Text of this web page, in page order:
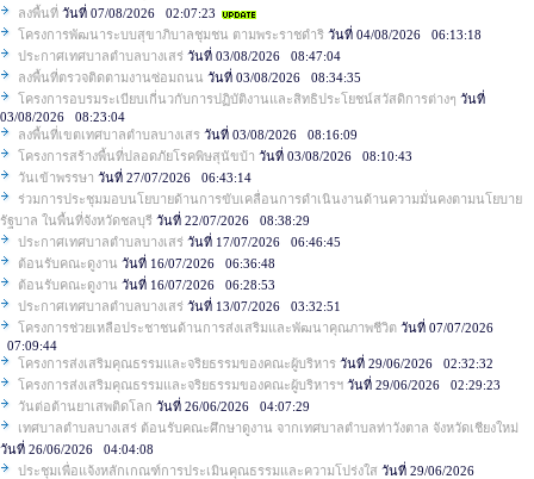
ลงพื้นที่ วันที่ 07/08/2026 02:07:23
โครงการพัฒนาระบบสุขาภิบาลชุมชน ตามพระราชดำริ วันที่ 04/08/2026 06:13:18
ประกาศเทศบาลตำบลบางเสร่ วันที่ 03/08/2026 08:47:04
ลงพื้นที่ตรวจติดตามงานซ่อมถนน วันที่ 03/08/2026 08:34:35
โครงการอบรมระเบียบเกี่นวกับการปฏิบัติงานและสิทธิประโยชน์สวัสดิการต่างๆ วันที่
03/08/2026 08:23:04
ลงพื้นที่เขตเทศบาลตำบลบางเสร วันที่ 03/08/2026 08:16:09
โครงการสร้างพื้นที่ปลอดภัยโรคพิษสุนัขบ้า วันที่ 03/08/2026 08:10:43
วันเข้าพรรษา วันที่ 27/07/2026 06:43:14
ร่วมการประชุมมอบนโยบายด้านการขับเคลื่อนการดำเนินงานด้านความมั่นคงตามนโยบาย
รัฐบาล ในพื้นที่จังหวัดชลบุรี วันที่ 22/07/2026 08:38:29
ประกาศเทศบาลตำบลบางเสร่ วันที่ 17/07/2026 06:46:45
ต้อนรับคณะดูงาน วันที่ 16/07/2026 06:36:48
ต้อนรับคณะดูงาน วันที่ 16/07/2026 06:28:53
ประกาศเทศบาลตำบลบางเสร่ วันที่ 13/07/2026 03:32:51
โครงการช่วยเหลือประชาชนด้านการส่งเสริมและพัฒนาคุณภาพชีวิต วันที่ 07/07/2026
07:09:44
โครงการส่งเสริมคุณธรรมและจริยธรรมของคณะผู้บริหาร วันที่ 29/06/2026 02:32:32
โครงการส่งเสริมคุณธรรมและจริยธรรมของคณะผู้บริหารฯ วันที่ 29/06/2026 02:29:23
วันต่อต้านยาเสพติดโลก วันที่ 26/06/2026 04:07:29
เทศบาลตำบลบางเสร่ ต้อนรับคณะศึกษาดูงาน จากเทศบาลตำบลท่าวังตาล จังหวัดเชียงใหม่
วันที่ 26/06/2026 04:04:08
ประชุมเพื่อแจ้งหลักเกณฑ์การประเมินคุณธรรมและความโปร่งใส วันที่ 29/06/2026